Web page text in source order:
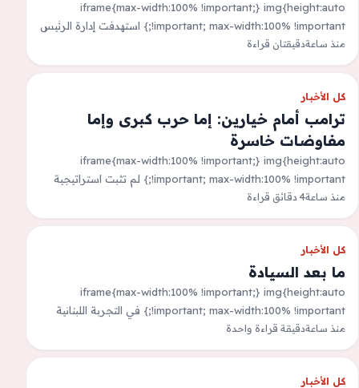
iframe{max-width:100% !important;} img{height:auto
!important; max-width:100% !important;} استهدفت إدارة الرئيس
الأميركي دونالد ترامب الخميس المزيد من الجامعات بسبب قضايا
مثل العرق والتنوع في…
منذ ساعةدقيقتان قراءة
كل الأخبار
ترامب أمام خيارين: إما حرب كبرى وإما
مفاوضات خاسرة
iframe{max-width:100% !important;} img{height:auto
!important; max-width:100% !important;} لم تثبت استراتيجية
دونالد ترامب في الحرب على إيران نجاحها، فالرئيس الأميركي فشل
حتى الآن في…
منذ ساعة4 دقائق قراءة
كل الأخبار
ما بعد السيادة
iframe{max-width:100% !important;} img{height:auto
!important; max-width:100% !important;} في التجربة اللبنانية
يتبيّن أن الأحزاب القائمة وُجدت لتحقيق غايات
&quot;نضالية&quot; محدّدة ولكنها غالبًا ترفض ربط…
منذ ساعةدقيقة قراءة واحدة
كل الأخبار